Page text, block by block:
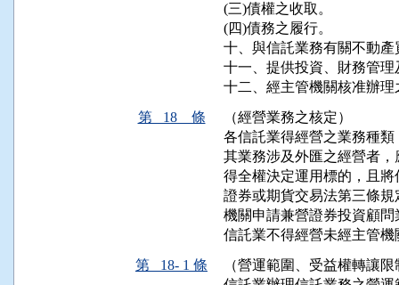
(三)債權之收取。
(四)債務之履行。
十、與信託業務有關不動
十一、提供投資、財務管
十二、經主管機關核准辦
第 18 條
（經營業務之核定）
各信託業得經營之業務種
其業務涉及外匯之經營者
得全權決定運用標的，且
證券或期貨交易法第三條
機關申請兼營證券投資顧問
信託業不得經營未經主管
第 18- 1 條
（營運範圍、受益權轉讓